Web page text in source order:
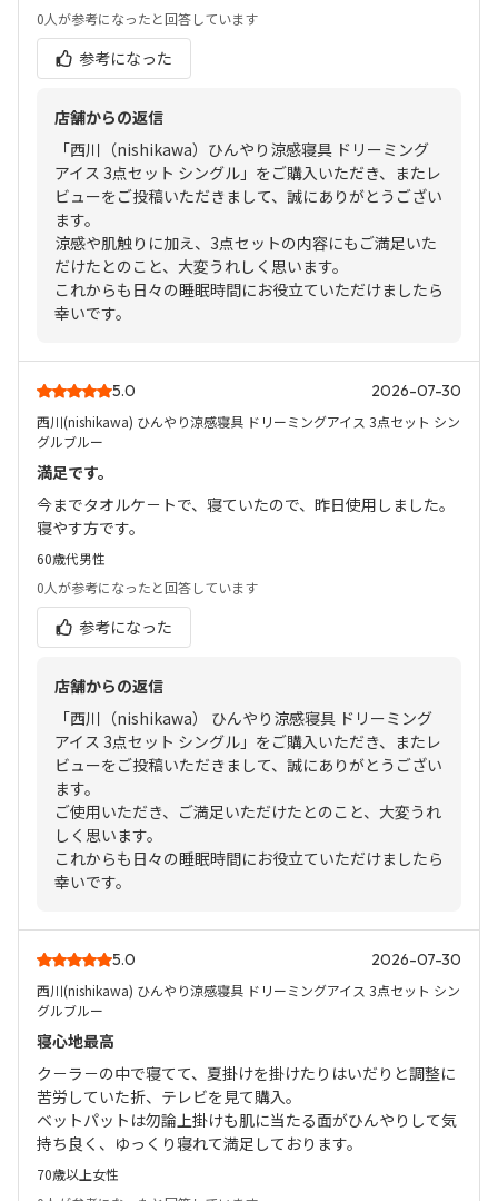
0人が参考になったと回答しています
参考になった
店舗からの返信
「西川（nishikawa）ひんやり涼感寝具 ドリーミング
アイス 3点セット シングル」をご購入いただき、またレ
ビューをご投稿いただきまして、誠にありがとうござい
ます。
涼感や肌触りに加え、3点セットの内容にもご満足いた
だけたとのこと、大変うれしく思います。
これからも日々の睡眠時間にお役立ていただけましたら
幸いです。
5.0 2026-07-30
西川(nishikawa) ひんやり涼感寝具 ドリーミングアイス 3点セット シン
グルブルー
満足です。
今までタオルケ－トで、寝ていたので、昨日使用しました。
寝やす方です。
60歳代男性
0人が参考になったと回答しています
参考になった
店舗からの返信
「西川（nishikawa） ひんやり涼感寝具 ドリーミング
アイス 3点セット シングル」をご購入いただき、またレ
ビューをご投稿いただきまして、誠にありがとうござい
ます。
ご使用いただき、ご満足いただけたとのこと、大変うれ
しく思います。
これからも日々の睡眠時間にお役立ていただけましたら
幸いです。
5.0 2026-07-30
西川(nishikawa) ひんやり涼感寝具 ドリーミングアイス 3点セット シン
グルブルー
寝心地最高
ク－ラ－の中で寝てて、夏掛けを掛けたりはいだりと調整に
苦労していた折、テレビを見て購入。
ベットパットは勿論上掛けも肌に当たる面がひんやりして気
持ち良く、ゆっくり寝れて満足しております。
70歳以上女性